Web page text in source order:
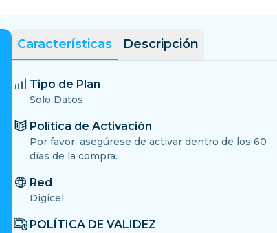
Características Descripción
Tipo de Plan
Solo Datos
Política de Activación
Por favor, asegúrese de activar dentro de los 60
días de la compra.
Red
Digicel
POLÍTICA DE VALIDEZ